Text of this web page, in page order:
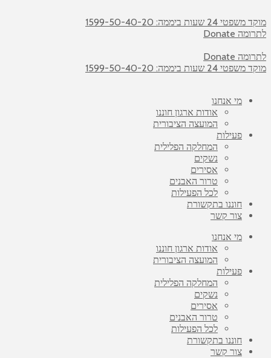
מוקד משפטי 24 שעות ביממה: 1599-50-40-20
לתרומה Donate
לתרומה Donate
מוקד משפטי 24 שעות ביממה: 1599-50-40-20
מי אנחנו
אודות ארגון חוננו
המועצה הציבורית
פעילות
המחלקה הפלילית
נשקים
אסירים
טרור האבנים
לכל הפעילות
חוננו בתקשורת
צור קשר
מי אנחנו
אודות ארגון חוננו
המועצה הציבורית
פעילות
המחלקה הפלילית
נשקים
אסירים
טרור האבנים
לכל הפעילות
חוננו בתקשורת
צור קשר